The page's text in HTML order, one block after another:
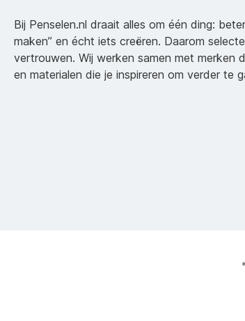
Bij Penselen.nl draait alles om één ding:
maken” en écht iets creëren. Daarom
vertrouwen. Wij werken samen met merken
en materialen die je inspireren om verder te